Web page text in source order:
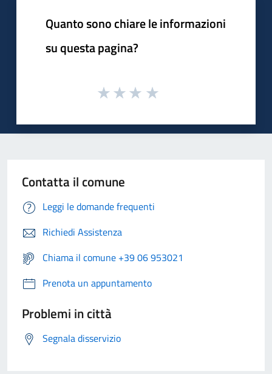
Quanto sono chiare le informazioni
su questa pagina?
Contatta il comune
Leggi le domande frequenti
Richiedi Assistenza
Chiama il comune +39 06 953021
Prenota un appuntamento
Problemi in città
Segnala disservizio